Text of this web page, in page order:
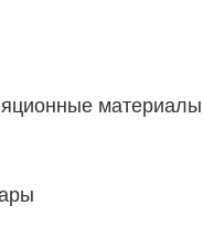
материалы